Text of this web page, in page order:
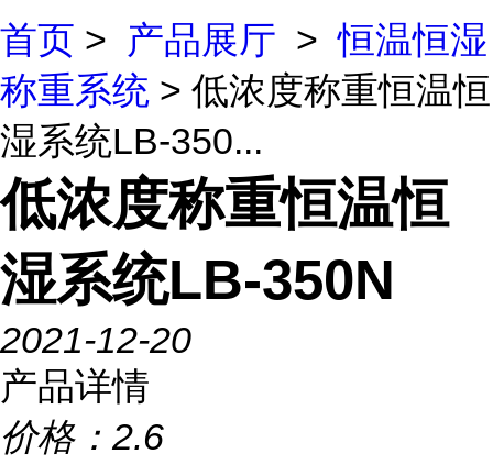
首页 > 产品展厅 > 恒温恒湿
称重系统 > 低浓度称重恒温恒
湿系统LB-350...
低浓度称重恒温恒
湿系统LB-350N
2021-12-20
产品详情
价格： 2.6